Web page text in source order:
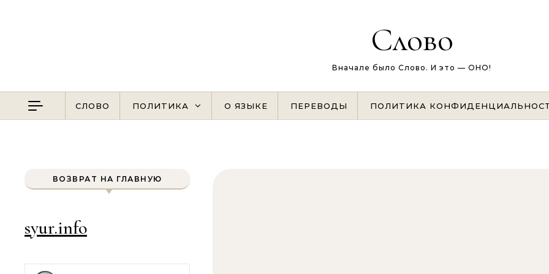
Слово
Вначале было Слово. И это — ОНО!
СЛОВО ПОЛИТИКА О ЯЗЫКЕ ПЕРЕВОДЫ ПОЛИТИКА
ВОЗВРАТ НА ГЛАВНУЮ
syur.info